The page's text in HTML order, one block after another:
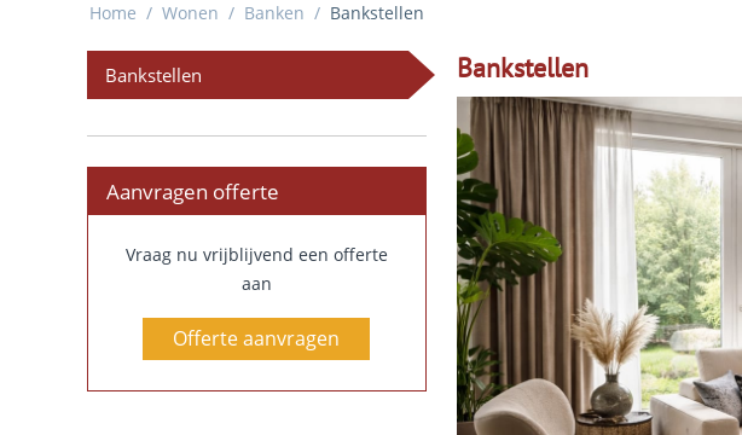
Home / Wonen / Banken / Bankstellen
Bankstellen
Aanvragen offerte
Vraag nu vrijblijvend een offerte
aan
Offerte aanvragen
Bankstellen